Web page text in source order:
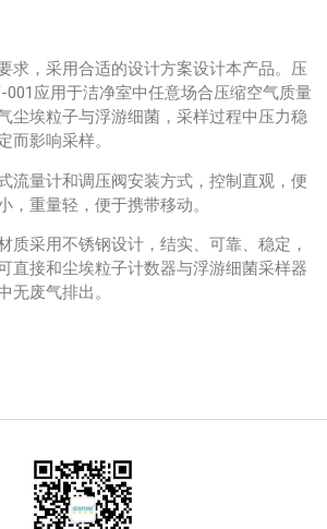
求，采用合适的设计方案设计本产品。压
001应用于洁净室中任意场合压缩空气质量
尘埃粒子与浮游细菌，采样过程中压力稳
而影响采样。
流量计和调压阀安装方式，控制直观，便
，重量轻，便于携带移动。
质采用不锈钢设计，结实、可靠、稳定，
直接和尘埃粒子计数器与浮游细菌采样器
无废气排出。